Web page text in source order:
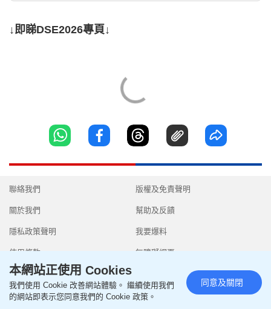
↓即睇DSE2026專頁↓
聯絡我們
關於我們
隱私政策聲明
使用條款
版權及免責聲明
幫助及反饋
我要爆料
無障礙網頁
Copyright © 2026 SingTao Ltd.All rights reserved.
本網站正使用 Cookies
我們使用 Cookie 改善網站體驗。 繼續使用我們
的網站即表示您同意我們的 Cookie 政策。
同意及關閉